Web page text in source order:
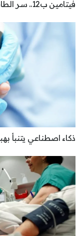
فيتامين ب12.. سر الطاقة وصحة الأعصاب
ذكاء اصطناعي يتنبأ بهبوط